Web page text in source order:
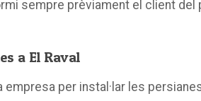
sempre prèviament el client
a El Raval
empresa per instal·lar les